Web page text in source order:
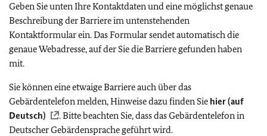
Geben Sie unten Ihre Kontaktdaten und eine möglichst genaue
Beschreibung der Barriere im untenstehenden
Kontaktformular ein. Das Formular sendet automatisch die
genaue Webadresse, auf der Sie die Barriere gefunden haben
mit.
Sie können eine etwaige Barriere auch über das
Gebärdentelefon melden, Hinweise dazu finden Sie hier (auf
Deutsch)
. Bitte beachten Sie, dass das Gebärdentelefon in
Deutscher Gebärdensprache geführt wird.